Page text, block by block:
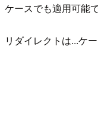
ケースでも適用可能で
リダイレクトは...ケ